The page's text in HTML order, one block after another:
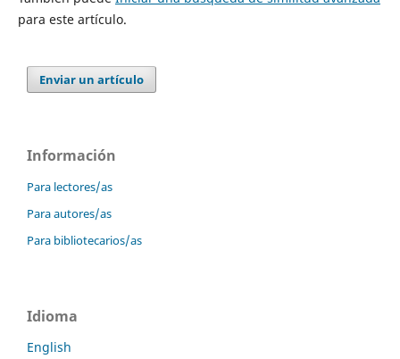
para este artículo.
Enviar un artículo
Información
Para lectores/as
Para autores/as
Para bibliotecarios/as
Idioma
English